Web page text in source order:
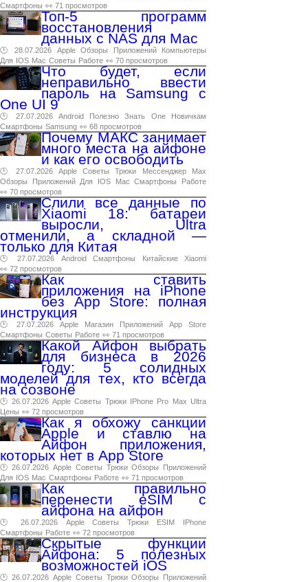
Смартфоны 👀 71 просмотров
Топ-5 программ
восстановления
данных с NAS для Mac
🕑 28.07.2026 Apple Обзоры Приложений
Компьютеры
Для IOS Mac Советы Работе 👀 70 просмотров
Что будет, если
неправильно ввести
пароль на Samsung с
One UI 9
🕑 27.07.2026 Android Полезно Знать One
Новичкам
Смартфоны Samsung 👀 68 просмотров
Почему МАКС занимает
много места на айфоне
и как его освободить
🕑 27.07.2026 Apple Советы Трюки Мессенджер
Max
Обзоры
Приложений Для IOS Mac Смартфоны
Работе
👀 70 просмотров
Слили все данные по
Xiaomi 18: батареи
выросли, Ultra
отменили, а складной —
только для Китая
🕑 27.07.2026 Android Смартфоны Китайские
Xiaomi
👀 72 просмотров
Как ставить
приложения на iPhone
без App Store: полная
инструкция
🕑 27.07.2026 Apple Магазин Приложений App
Store
Смартфоны Советы Работе 👀 71 просмотров
Какой Айфон выбрать
для бизнеса в 2026
году: 5 солидных
моделей для тех, кто всегда
на созвоне
🕑 26.07.2026 Apple Советы Трюки IPhone Pro Max Ultra
Цены 👀 72 просмотров
Как я обхожу санкции
Apple и ставлю на
Айфон приложения,
которых нет в App Store
🕑 26.07.2026 Apple Советы Трюки Обзоры
Приложений
Для IOS Mac Смартфоны Работе 👀 71 просмотров
Как правильно
перенести eSIM с
айфона на айфон
🕑 26.07.2026 Apple Советы Трюки ESIM
IPhone
Смартфоны Работе 👀 72 просмотров
Скрытые функции
Айфона: 5 полезных
возможностей iOS
🕑 26.07.2026 Apple Советы Трюки Обзоры
Приложений